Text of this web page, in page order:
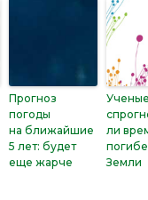
Прогноз
погоды
на ближайшие
5 лет: будет
еще жарче
Ученые
ли
Земли